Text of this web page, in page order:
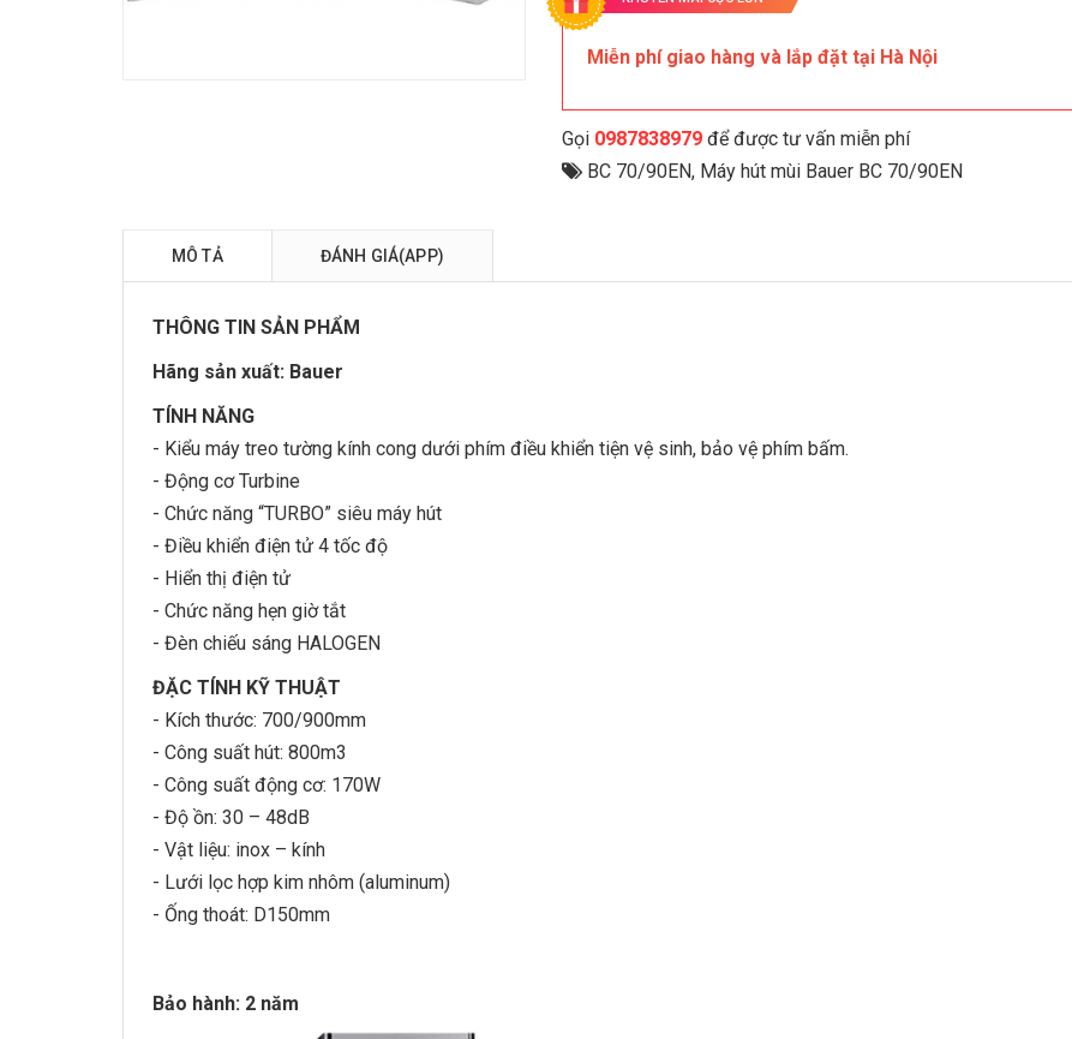
Miễn phí giao hàng và lắp đặt tại Hà Nội
Gọi 0987838979để được tư vấn miễn phí
BC 70/90EN, Máy hút mùi Bauer BC 70/90EN
MÔ TẢ ĐÁNH GIÁ(APP)
THÔNG TIN SẢN PHẨM
Hãng sản xuất: Bauer
TÍNH NĂNG
- Kiểu máy treo tường kính cong dưới phím điều khiển tiện vệ sinh, bảo vệ phím bấm.
- Động cơ Turbine
- Chức năng “TURBO” siêu máy hút
- Điều khiển điện tử 4 tốc độ
- Hiển thị điện tử
- Chức năng hẹn giờ tắt
- Đèn chiếu sáng HALOGEN
ĐẶC TÍNH KỸ THUẬT
- Kích thước: 700/900mm
- Công suất hút: 800m3
- Công suất động cơ: 170W
- Độ ồn: 30 – 48dB
- Vật liệu: inox – kính
- Lưới lọc hợp kim nhôm (aluminum)
- Ống thoát: D150mm
Bảo hành: 2 năm